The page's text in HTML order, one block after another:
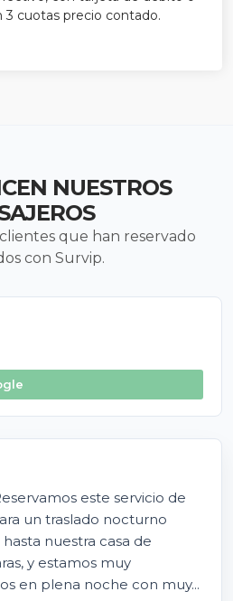
3 cuotas precio contado.
NUESTROS
que han reservado
con Survip.
este servicio de
un traslado nocturno
nuestra casa de
y estamos muy
en plena noche con muy...